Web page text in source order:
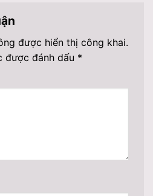
được hiển thị công khai.
được đánh dấu *